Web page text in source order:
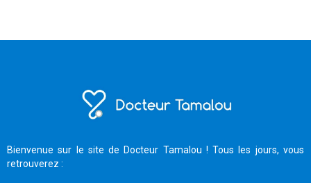
Bienvenue sur le site de Docteur Tamalou ! Tous les jours, vous
retrouverez :